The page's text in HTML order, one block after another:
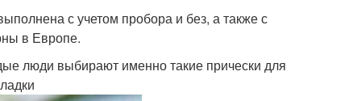
с учетом пробора и без, а также с
в Европе.
люди выбирают именно такие прически для